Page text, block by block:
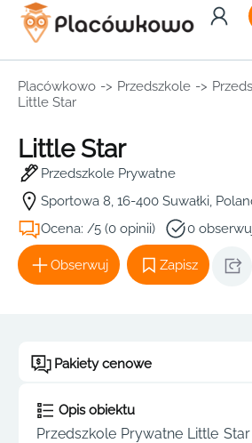
Placówkowo -> Przedszkole ->
Little Star
Little Star
Przedszkole Prywatne
Sportowa 8, 16-400 Suwałki,
Ocena: /5 (0 opinii)
0
Obserwuj Zapisz
Pakiety cenowe
Opis obiektu
Przedszkole Prywatne Little